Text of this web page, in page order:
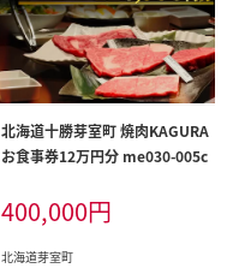
北海道十勝芽室町 焼肉KAGURA
お食事券12万円分 me030-005c
400,000円
北海道芽室町